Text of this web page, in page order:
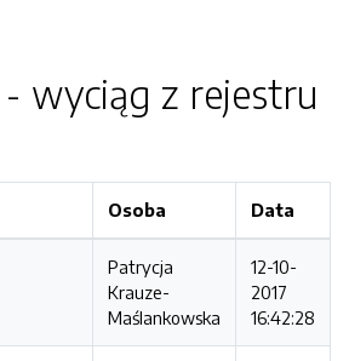
wyciąg z rejestru
Osoba Data
Patrycja
Krauze-
Maślankowska
12-10-
2017
16:42:28